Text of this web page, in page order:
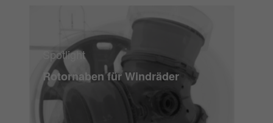
Spotlight
Rotornaben für Windräder